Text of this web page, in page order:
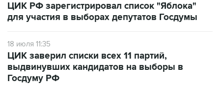
ЦИК РФ зарегистрировал список "Яблока"
для участия в выборах депутатов Госдумы
18 июля 11:35
ЦИК заверил списки всех 11 партий,
выдвинувших кандидатов на выборы в
Госдуму РФ